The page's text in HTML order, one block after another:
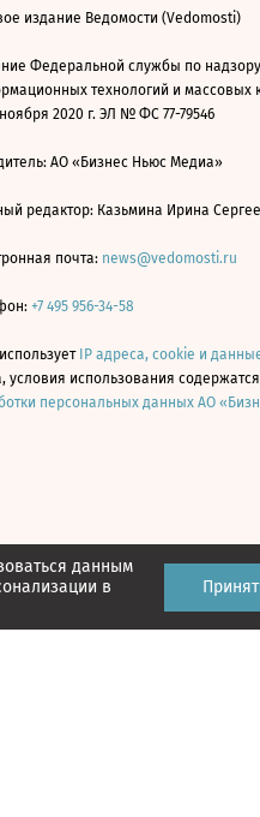
данным
в
издание Ведомости (Vedomosti)
Федеральной службы по
технологий и массовых
2020 г. ЭЛ № ФС 77-79546
АО «Бизнес Ньюс Медиа»
редактор: Казьмина Ирина
почта: news@vedomosti.ru
+7 495 956-34-58
IP адреса, cookie и
условия использования
персональных данных АО